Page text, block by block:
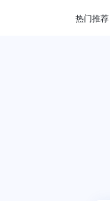
热门推荐